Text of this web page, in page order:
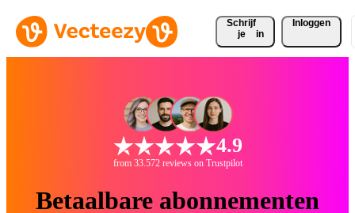
Schrijf
je
in
Inloggen
4.9
from 33.572 reviews on Trustpilot
Betaalbare abonnementen